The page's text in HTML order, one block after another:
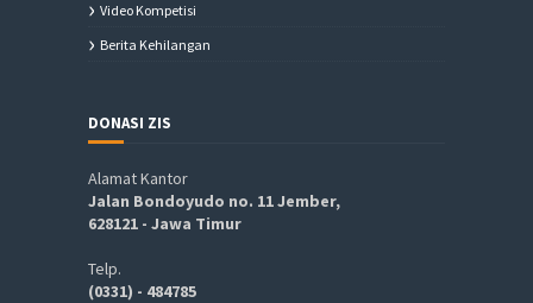
Video Kompetisi
Berita Kehilangan
DONASI ZIS
Alamat Kantor
Jalan Bondoyudo no. 11 Jember,
628121 - Jawa Timur
Telp.
(0331) - 484785